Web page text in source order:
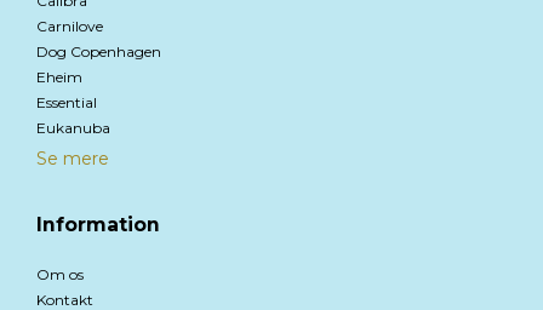
Carnilove
Dog Copenhagen
Eheim
Essential
Eukanuba
Se mere
Information
Om os
Kontakt